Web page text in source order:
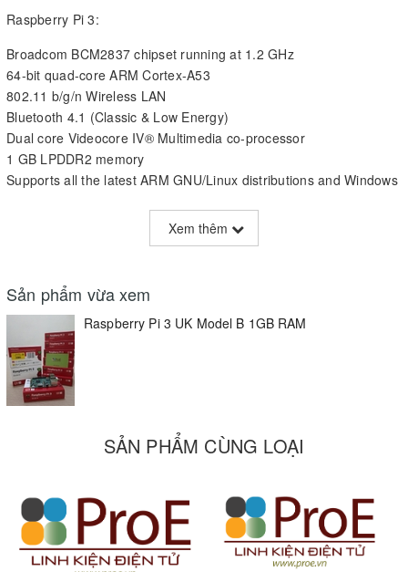
Raspberry Pi 3:
Broadcom BCM2837 chipset running at 1.2 GHz
64-bit quad-core ARM Cortex-A53
802.11 b/g/n Wireless LAN
Bluetooth 4.1 (Classic & Low Energy)
Dual core Videocore IV® Multimedia co-processor
1 GB LPDDR2 memory
Supports all the latest ARM GNU/Linux distributions and Windows
MicroUSB connector for 2.5 A power supply
1 x 10/100 Ethernet port
1 x RCA video/audio connector
4 x USB 2.0 ports
40 GPIO pins
Chip antenna
DSI display connector
MicroSD card slot
Dimensions: 85 x 56 x 17 mm
Xem thêm
Sản phẩm vừa xem
Raspberry Pi 3 UK Model B 1GB RAM
SẢN PHẨM CÙNG LOẠI